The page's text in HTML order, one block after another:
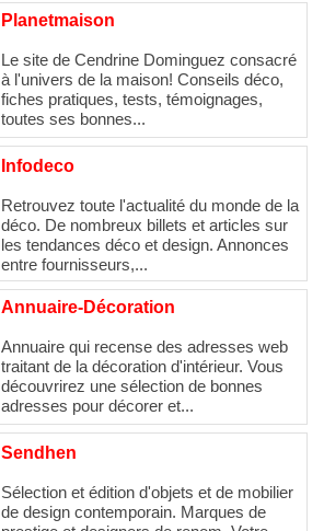
Planetmaison
Le site de Cendrine Dominguez consacré
à l'univers de la maison! Conseils déco,
fiches pratiques, tests, témoignages,
toutes ses bonnes...
Infodeco
Retrouvez toute l'actualité du monde de la
déco. De nombreux billets et articles sur
les tendances déco et design. Annonces
entre fournisseurs,...
Annuaire-Décoration
Annuaire qui recense des adresses web
traitant de la décoration d'intérieur. Vous
découvrirez une sélection de bonnes
adresses pour décorer et...
Sendhen
Sélection et édition d'objets et de mobilier
de design contemporain. Marques de